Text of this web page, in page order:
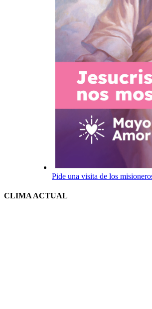
Pide una visita de los
CLIMA ACTUAL